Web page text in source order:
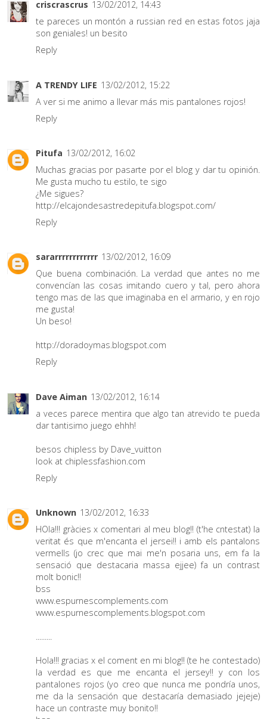
criscrascrus 13/02/2012, 14:43
te pareces un montón a russian red en estas fotos jaja
son geniales! un besito
Reply
A TRENDY LIFE 13/02/2012, 15:22
A ver si me animo a llevar más mis pantalones rojos!
Reply
Pitufa 13/02/2012, 16:02
Muchas gracias por pasarte por el blog y dar tu opinión.
Me gusta mucho tu estilo, te sigo
¿Me sigues?
http://elcajondesastredepitufa.blogspot.com/
Reply
sararrrrrrrrrrrr 13/02/2012, 16:09
Que buena combinación. La verdad que antes no me
convencían las cosas imitando cuero y tal, pero ahora
tengo mas de las que imaginaba en el armario, y en rojo
me gusta!
Un beso!
http://doradoymas.blogspot.com
Reply
Dave Aiman 13/02/2012, 16:14
a veces parece mentira que algo tan atrevido te pueda
dar tantisimo juego ehhh!
besos chipless by Dave_vuitton
look at chiplessfashion.com
Reply
Unknown 13/02/2012, 16:33
HOla!!! gràcies x comentari al meu blog!! (t'he cntestat) la
veritat és que m'encanta el jersei!! i amb els pantalons
vermells (jo crec que mai me'n posaria uns, em fa la
sensació que destacaria massa ejjee) fa un contrast
molt bonic!!
bss
www.espurnescomplements.com
www.espurnescomplements.blogspot.com
.........
Hola!!! gracias x el coment en mi blog!! (te he contestado)
la verdad es que me encanta el jersey!! y con los
pantalones rojos (yo creo que nunca me pondría unos,
me da la sensación que destacaría demasiado jejeje)
hace un contraste muy bonito!!